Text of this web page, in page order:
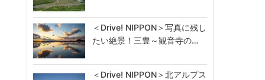
＜Drive! NIPPON＞写真に残し
たい絶景！三豊～観音寺の…
＜Drive! NIPPON＞北アルプス